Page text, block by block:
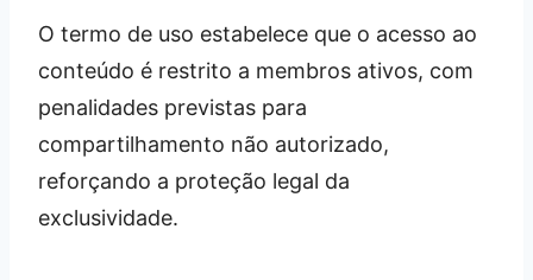
O termo de uso estabelece que o acesso ao
conteúdo é restrito a membros ativos, com
penalidades previstas para
compartilhamento não autorizado,
reforçando a proteção legal da
exclusividade.